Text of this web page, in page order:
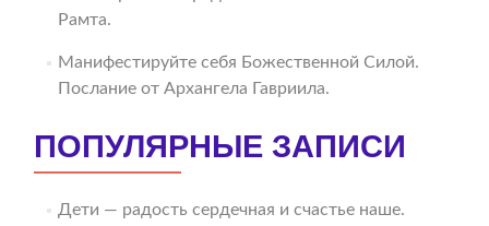
Рамта.
Манифестируйте себя Божественной Силой.
Послание от Архангела Гавриила.
ПОПУЛЯРНЫЕ ЗАПИСИ
Дети — радость сердечная и счастье наше.